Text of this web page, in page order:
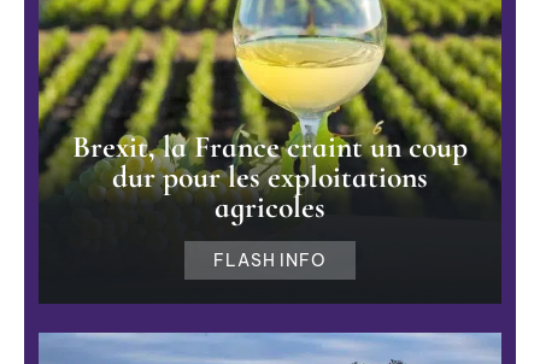
Brexit, la France craint un coup
dur pour les exploitations
agricoles
FLASH INFO